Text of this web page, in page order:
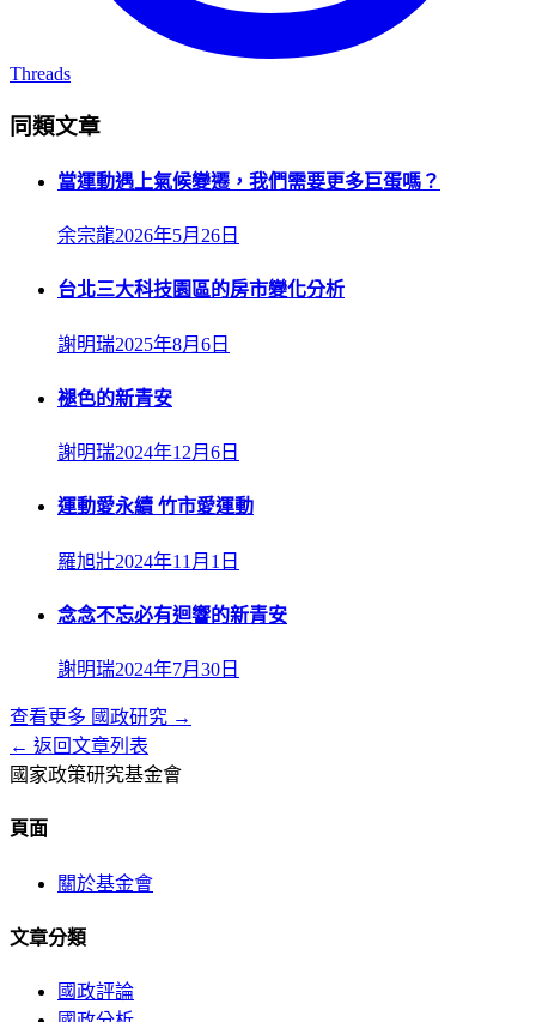
Threads
同類文章
當運動遇上氣候變遷，我們需要更多巨蛋嗎？
余宗龍2026年5月26日
台北三大科技園區的房市變化分析
謝明瑞2025年8月6日
褪色的新青安
謝明瑞2024年12月6日
運動愛永續 竹市愛運動
羅旭壯2024年11月1日
念念不忘必有迴響的新青安
謝明瑞2024年7月30日
查看更多 國政研究 →
← 返回文章列表
國家政策研究基金會
頁面
關於基金會
文章分類
國政評論